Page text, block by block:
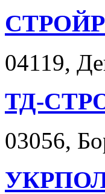
04119,
ТД-
03056,